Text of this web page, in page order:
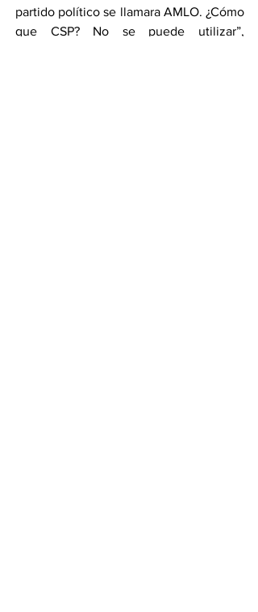
partido político se llamara AMLO. ¿Cómo
que CSP? No se puede utilizar”,